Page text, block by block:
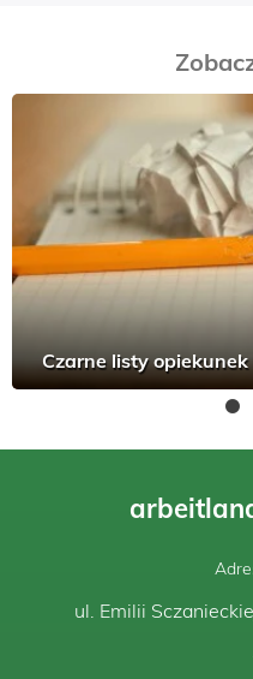
Czarne listy
ul. Emilii